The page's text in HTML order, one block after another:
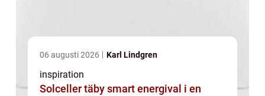
06 augusti 2026 Karl Lindgren
inspiration
Solceller täby smart energival i en